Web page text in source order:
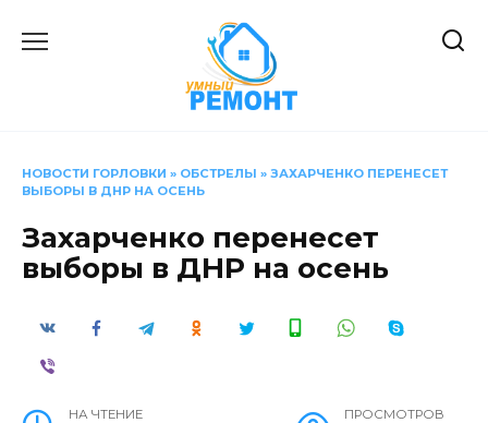
НОВОСТИ ГОРЛОВКИ » ОБСТРЕЛЫ » ЗАХАРЧЕНКО ПЕРЕНЕСЕТ
ВЫБОРЫ В ДНР НА ОСЕНЬ
Захарченко перенесет
выборы в ДНР на осень
НА ЧТЕНИЕ ПРОСМОТРОВ